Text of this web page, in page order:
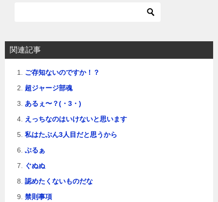
ョ
ン
関連記事
ご存知ないのですか！？
超ジャージ部魂
あるぇ〜？(・3・)
えっちなのはいけないと思います
私はたぶん3人目だと思うから
ぶるぁ
ぐぬぬ
認めたくないものだな
禁則事項